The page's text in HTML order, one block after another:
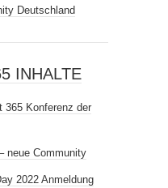
Deutschland
INHALTE
365 Konferenz der
neue Community
2022 Anmeldung